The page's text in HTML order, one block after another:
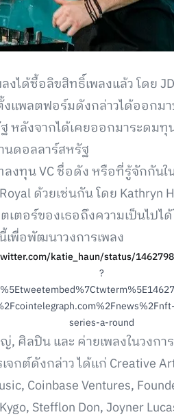
งได้ซื้อลิขสิทธิ์เพลงแล้ว โดย
งแพลตฟอร์มดังกล่าวได้ออกม
ลังจากได้เคยออกมาระดมทุ
ดอลลาร์สหรัฐ
ลงทุน VC ชื่อดัง หรือที่รู้จักกั
ด้วยเช่นกัน โดย Kathryn
เตอร์ของเธอถึงความเป็นไป
พื่อพัฒนาวงการเพลง
katie_haun/status/
?
series-a-round
ศิลปิน และ ค่ายเพลงในวงก
จกต์ดังกล่าว ได้แก่ Creative
Coinbase Ventures,
Stefflon Don, Joyner